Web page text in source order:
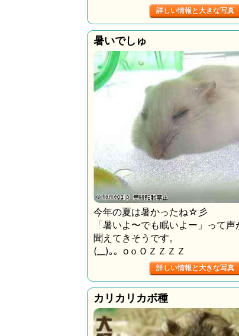
詳しい情報と大きな写真
暑いでしゅ
今年の夏は暑かったね☆彡
「暑いよ〜でも眠いよー」って声
聞えてきそうです。
(__)｡。oｏＯＺＺＺＺ
詳しい情報と大きな写真
カリカリカボ種